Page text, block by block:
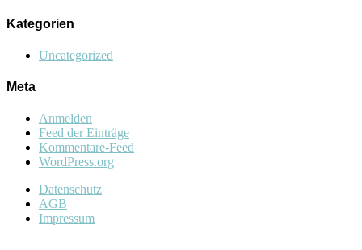
Kategorien
Uncategorized
Meta
Anmelden
Feed der Einträge
Kommentare-Feed
WordPress.org
Datenschutz
AGB
Impressum